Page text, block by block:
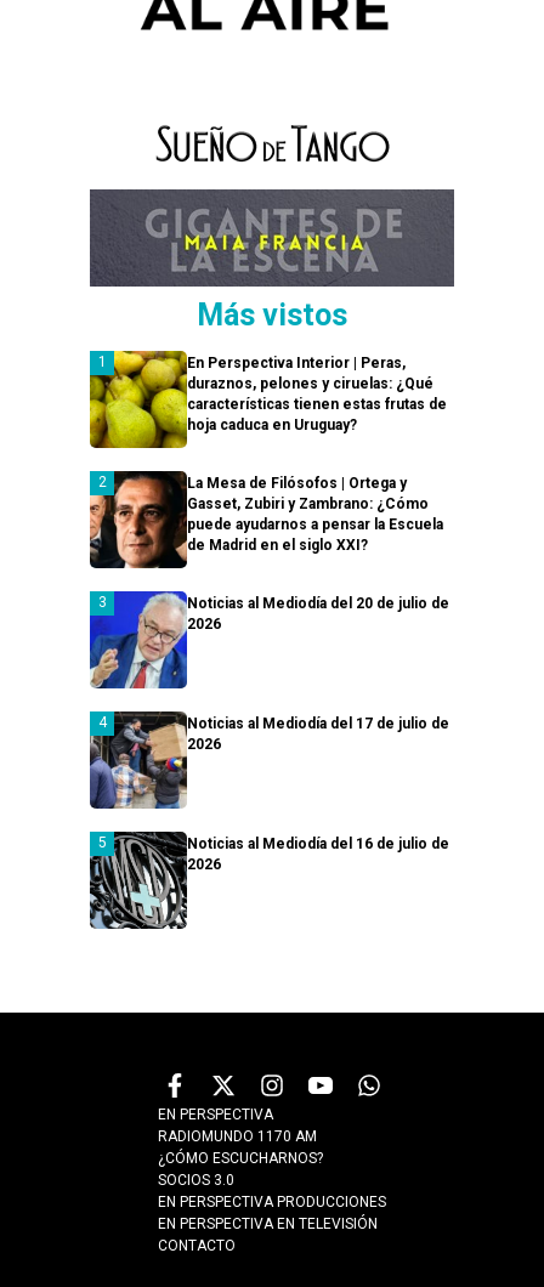
Más vistos
En Perspectiva Interior | Peras,
duraznos, pelones y ciruelas: ¿Qué
características tienen estas frutas de
hoja caduca en Uruguay?
La Mesa de Filósofos | Ortega y
Gasset, Zubiri y Zambrano: ¿Cómo
puede ayudarnos a pensar la Escuela
de Madrid en el siglo XXI?
Noticias al Mediodía del 20 de julio de
2026
Noticias al Mediodía del 17 de julio de
2026
Noticias al Mediodía del 16 de julio de
2026
EN PERSPECTIVA
RADIOMUNDO 1170 AM
¿CÓMO ESCUCHARNOS?
SOCIOS 3.0
EN PERSPECTIVA PRODUCCIONES
EN PERSPECTIVA EN TELEVISIÓN
CONTACTO